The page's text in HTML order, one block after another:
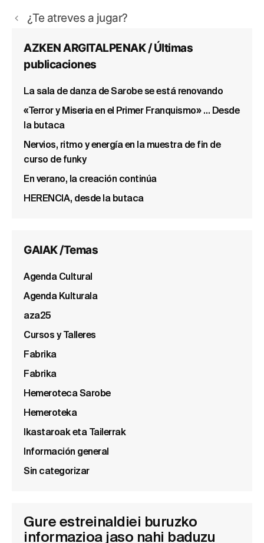
¿Te atreves a jugar?
AZKEN ARGITALPENAK / Últimas
publicaciones
La sala de danza de Sarobe se está renovando
«Terror y Miseria en el Primer Franquismo» … Desde
la butaca
Nervios, ritmo y energía en la muestra de fin de
curso de funky
En verano, la creación continúa
HERENCIA, desde la butaca
GAIAK /Temas
Agenda Cultural
Agenda Kulturala
aza25
Cursos y Talleres
Fabrika
Fabrika
Hemeroteca Sarobe
Hemeroteka
Ikastaroak eta Tailerrak
Información general
Sin categorizar
Gure estreinaldiei buruzko
informazioa jaso nahi baduzu